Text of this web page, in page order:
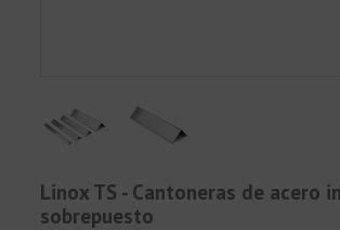
Linox TS - Cantoneras de acero
sobrepuesto